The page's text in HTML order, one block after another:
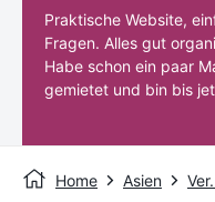
Praktische Website,
Fragen. Alles gut
Habe schon ein paar
gemietet und bin bis
Home Asien